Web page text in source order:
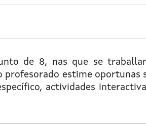
de 8, nas que se
profesorado estime oportunas
actividades